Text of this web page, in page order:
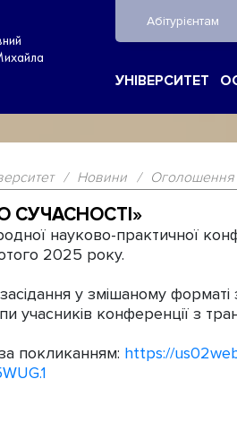
Абітурієнтам
УНІВЕРСИТЕТ
/ Новини / Оголошення
СУЧАСНОСТІ»
науково-практичної
2025 року.
у змішаному форматі
учасників конференції з
покликанням: https://